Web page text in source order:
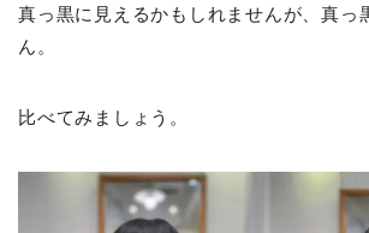
真っ黒に見えるかもしれませんが、真っ
ん。
比べてみましょう。